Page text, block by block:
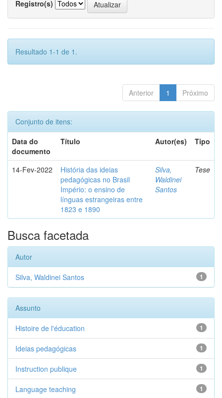
Registro(s)
Resultado 1-1 de 1.
Anterior 1 Próximo
Conjunto de itens:
Data do
documento
Título Autor(es) Tipo
14-Fev-2022
História das ideias
pedagógicas no Brasil
Império: o ensino de
línguas estrangeiras entre
1823 e 1890
Silva,
Waldinei
Santos
Tese
Busca facetada
Autor
1
Silva, Waldinei Santos
Assunto
1
Histoire de l'éducation
1
Ideias pedagógicas
1
Instruction publique
1
Language teaching